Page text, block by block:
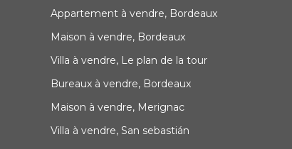
Appartement à vendre, Bordeaux
Maison à vendre, Bordeaux
Villa à vendre, Le plan de la tour
Bureaux à vendre, Bordeaux
Maison à vendre, Merignac
Villa à vendre, San sebastián